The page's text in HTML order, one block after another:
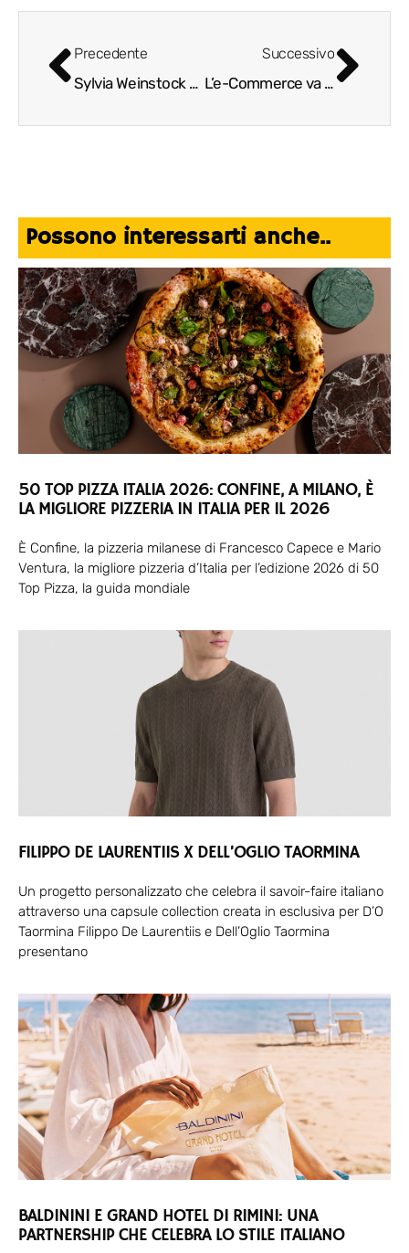
Precedente
Sylvia Weinstock Cakes: come trasformare l’alta pasticceria in opera d’arte
Successivo
L’e-Commerce va di MODA
Possono interessarti anche..
50 TOP PIZZA ITALIA 2026: CONFINE, A MILANO, È
LA MIGLIORE PIZZERIA IN ITALIA PER IL 2026
È Confine, la pizzeria milanese di Francesco Capece e Mario
Ventura, la migliore pizzeria d’Italia per l’edizione 2026 di 50
Top Pizza, la guida mondiale
FILIPPO DE LAURENTIIS X DELL’OGLIO TAORMINA
Un progetto personalizzato che celebra il savoir-faire italiano
attraverso una capsule collection creata in esclusiva per D’O
Taormina Filippo De Laurentiis e Dell’Oglio Taormina
presentano
BALDININI E GRAND HOTEL DI RIMINI: UNA
PARTNERSHIP CHE CELEBRA LO STILE ITALIANO